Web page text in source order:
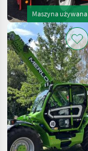
Maszyna używana